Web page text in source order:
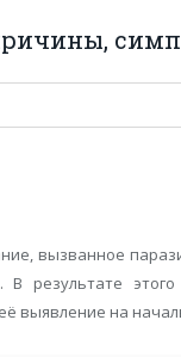
вызванное
результате
выявление на